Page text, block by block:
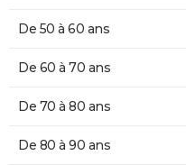
De 50 à 60 ans
De 60 à 70 ans
De 70 à 80 ans
De 80 à 90 ans